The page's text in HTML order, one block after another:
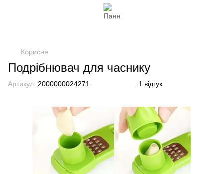
Корисне
Подрібнювач для часнику
Артикул: 2000000024271 1 відгук